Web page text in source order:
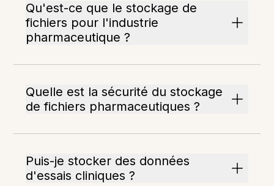
Qu'est-ce que le stockage de
fichiers pour l'industrie
pharmaceutique ?
Quelle est la sécurité du stockage
de fichiers pharmaceutiques ?
Puis-je stocker des données
d'essais cliniques ?